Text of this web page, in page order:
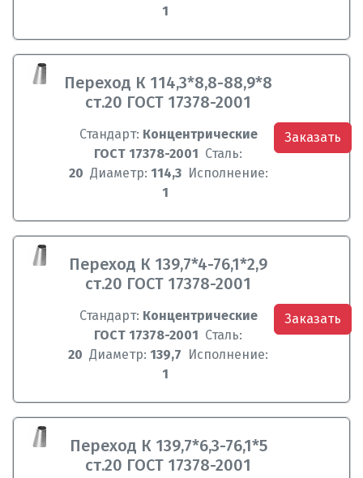
1
Переход К 114,3*8,8-88,9*8
ст.20 ГОСТ 17378-2001
Стандарт: Концентрические
ГОСТ 17378-2001 Сталь:
20 Диаметр: 114,3 Исполнение:
1
Заказать
Переход К 139,7*4-76,1*2,9
ст.20 ГОСТ 17378-2001
Стандарт: Концентрические
ГОСТ 17378-2001 Сталь:
20 Диаметр:139,7 Исполнение:
1
Заказать
Переход К 139,7*6,3-76,1*5
ст.20 ГОСТ 17378-2001